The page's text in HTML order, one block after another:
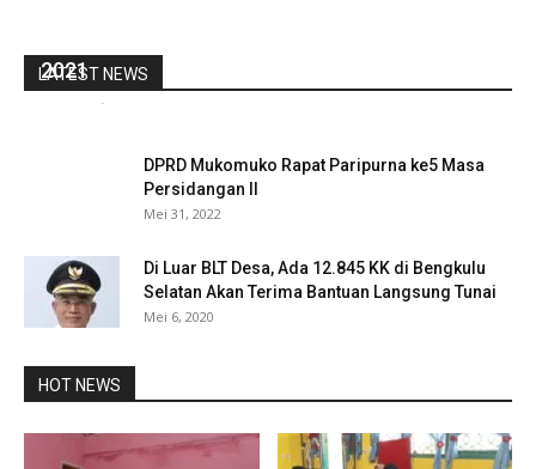
LATEST NEWS
2021
-
DPRD Mukomuko Rapat Paripurna ke5 Masa
Persidangan II
Mei 31, 2022
Di Luar BLT Desa, Ada 12.845 KK di Bengkulu
Selatan Akan Terima Bantuan Langsung Tunai
Mei 6, 2020
HOT NEWS